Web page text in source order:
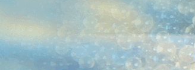
INVESTIDORES